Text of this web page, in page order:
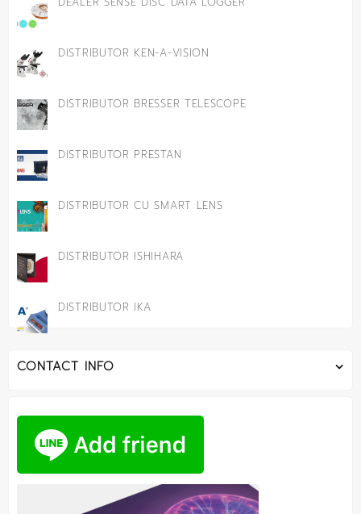
DISTRIBUTOR KEN-A-VISION
DISTRIBUTOR BRESSER TELESCOPE
DISTRIBUTOR PRESTAN
DISTRIBUTOR CU SMART LENS
DISTRIBUTOR ISHIHARA
DISTRIBUTOR IKA
CONTACT INFO